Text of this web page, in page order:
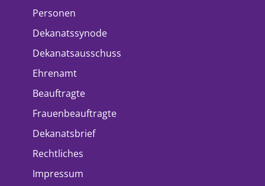
Personen
Dekanatssynode
Dekanatsausschuss
Ehrenamt
Beauftragte
Frauenbeauftragte
Dekanatsbrief
Rechtliches
Impressum